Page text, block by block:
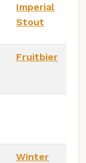
Imperial
Stout
Fruitbier
Winter